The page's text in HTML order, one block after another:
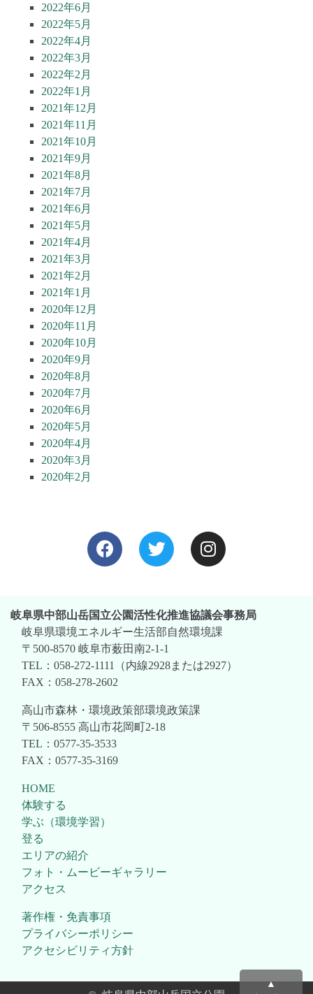
2022年6月
2022年5月
2022年4月
2022年3月
2022年2月
2022年1月
2021年12月
2021年11月
2021年10月
2021年9月
2021年8月
2021年7月
2021年6月
2021年5月
2021年4月
2021年3月
2021年2月
2021年1月
2020年12月
2020年11月
2020年10月
2020年9月
2020年8月
2020年7月
2020年6月
2020年5月
2020年4月
2020年3月
2020年2月
岐阜県中部山岳国立公園活性化推進協議会事務局
岐阜県環境エネルギー生活部自然環境課
〒500-8570 岐阜市薮田南2-1-1
TEL：058-272-1111（内線2928または2927）
FAX：058-278-2602
高山市森林・環境政策部環境政策課
〒506-8555 高山市花岡町2-18
TEL：0577-35-3533
FAX：0577-35-3169
HOME
体験する
学ぶ（環境学習）
登る
エリアの紹介
フォト・ムービーギャラリー
アクセス
著作権・免責事項
プライバシーポリシー
アクセシビリティ方針
▲